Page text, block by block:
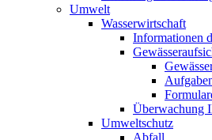
Umwelt
Wasserwirtschaft
Informationen
Überwachung
Umweltschutz
Abfall